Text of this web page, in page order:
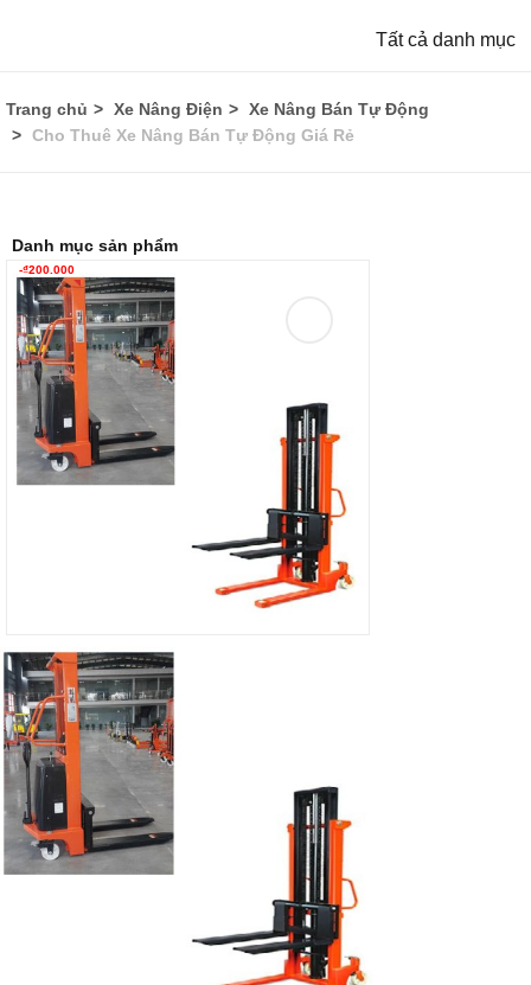
Tất cả danh mục
Trang chủ Xe Nâng Điện
Xe Nâng Bán Tự Động
Cho Thuê Xe Nâng Bán Tự Động Giá Rẻ
Danh mục sản phẩm
-₫200.000